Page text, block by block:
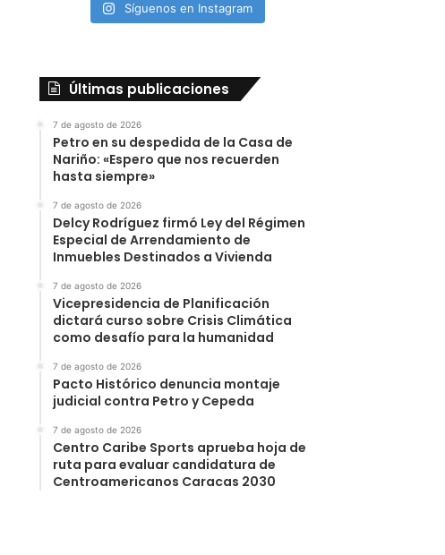
Síguenos en Instagram
Últimas publicaciones
7 de agosto de 2026
Petro en su despedida de la Casa de
Nariño: «Espero que nos recuerden
hasta siempre»
7 de agosto de 2026
Delcy Rodríguez firmó Ley del Régimen
Especial de Arrendamiento de
Inmuebles Destinados a Vivienda
7 de agosto de 2026
Vicepresidencia de Planificación
dictará curso sobre Crisis Climática
como desafío para la humanidad
7 de agosto de 2026
Pacto Histórico denuncia montaje
judicial contra Petro y Cepeda
7 de agosto de 2026
Centro Caribe Sports aprueba hoja de
ruta para evaluar candidatura de
Centroamericanos Caracas 2030